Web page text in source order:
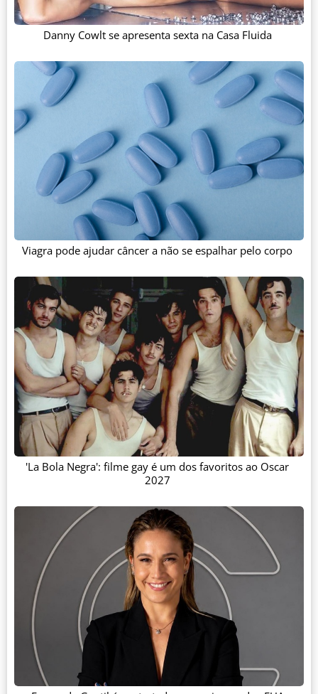
Danny Cowlt se apresenta sexta na Casa Fluida
Viagra pode ajudar câncer a não se espalhar pelo corpo
'La Bola Negra': filme gay é um dos favoritos ao Oscar
2027